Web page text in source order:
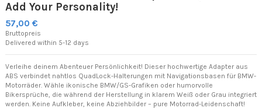
Add Your Personality!
57,00 €
Bruttopreis
Delivered within 5-12 days
Verleihe deinem Abenteuer Persönlichkeit! Dieser hochwertige Adapter aus
ABS verbindet nahtlos QuadLock-Halterungen mit Navigationsbasen für BMW-
Motorräder. Wähle ikonische BMW/GS-Grafiken oder humorvolle
Bikersprüche, die während der Herstellung in klarem Weiß oder Grau integriert
werden. Keine Aufkleber, keine Abziehbilder – pure Motorrad-Leidenschaft!